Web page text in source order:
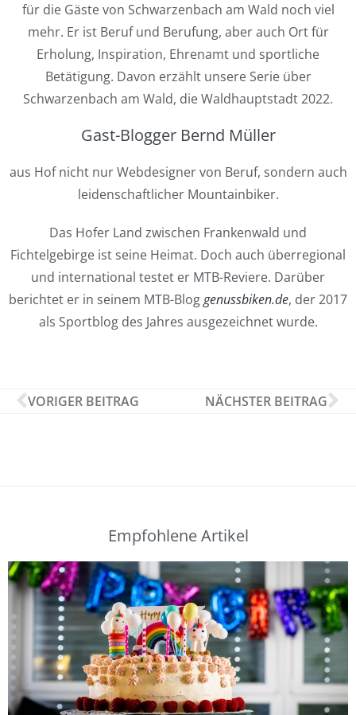
für die Gäste von Schwarzenbach am Wald noch viel
mehr. Er ist Beruf und Berufung, aber auch Ort für
Erholung, Inspiration, Ehrenamt und sportliche
Betätigung. Davon erzählt unsere Serie über
Schwarzenbach am Wald, die Waldhauptstadt 2022.
Gast-Blogger Bernd Müller
aus Hof nicht nur Webdesigner von Beruf, sondern auch
leidenschaftlicher Mountainbiker.
Das Hofer Land zwischen Frankenwald und
Fichtelgebirge ist seine Heimat. Doch auch überregional
und international testet er MTB-Reviere. Darüber
berichtet er in seinem MTB-Bloggenussbiken.de, der 2017
als Sportblog des Jahres ausgezeichnet wurde.
VORIGER BEITRAG NÄCHSTER BEITRAG
Empfohlene Artikel